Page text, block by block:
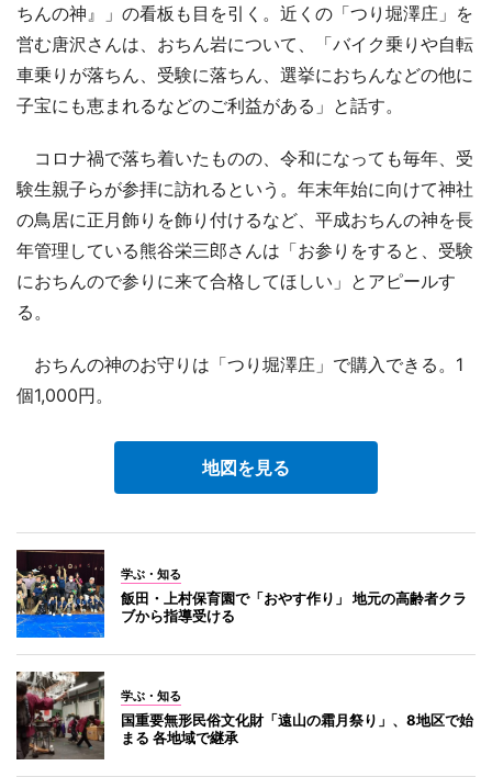
ちんの神』」の看板も目を引く。近くの「つり堀澤庄」を
営む唐沢さんは、おちん岩について、「バイク乗りや自転
車乗りが落ちん、受験に落ちん、選挙におちんなどの他に
子宝にも恵まれるなどのご利益がある」と話す。
コロナ禍で落ち着いたものの、令和になっても毎年、受
験生親子らが参拝に訪れるという。年末年始に向けて神社
の鳥居に正月飾りを飾り付けるなど、平成おちんの神を長
年管理している熊谷栄三郎さんは「お参りをすると、受験
におちんので参りに来て合格してほしい」とアピールす
る。
おちんの神のお守りは「つり堀澤庄」で購入できる。1
個1,000円。
地図を見る
学ぶ・知る
飯田・上村保育園で「おやす作り」 地元の高齢者クラ
ブから指導受ける
学ぶ・知る
国重要無形民俗文化財「遠山の霜月祭り」、8地区で始
まる 各地域で継承